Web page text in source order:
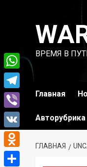
содержимому
ВРЕМЯ В
Главная
Авторубрика
ГЛАВНАЯ
WhatsApp
Telegram
Viber
VK
Odnoklassniki